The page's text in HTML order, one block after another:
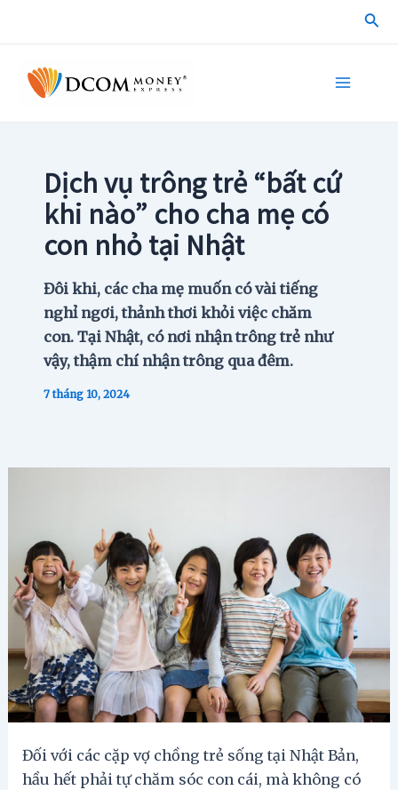
Dịch vụ trông trẻ “bất cứ
khi nào” cho cha mẹ có
con nhỏ tại Nhật
Đôi khi, các cha mẹ muốn có vài tiếng
nghỉ ngơi, thảnh thơi khỏi việc chăm
con. Tại Nhật, có nơi nhận trông trẻ như
vậy, thậm chí nhận trông qua đêm.
7 tháng 10, 2024
Đối với các cặp vợ chồng trẻ sống tại Nhật Bản,
hầu hết phải tự chăm sóc con cái, mà không có